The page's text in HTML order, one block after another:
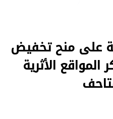
على منح تخفيض
الأثرية